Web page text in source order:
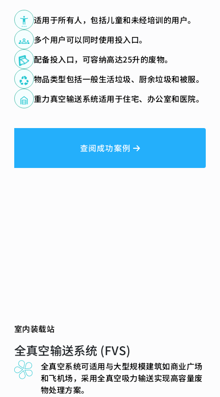
适用于所有人，包括儿童和未经培训的用户。
多个用户可以同时使用投入口。
配备投入口，可容纳高达25升的废物。
物品类型包括一般生活垃圾、厨余垃圾和被服。
重力真空输送系统适用于住宅、办公室和医院。
查阅成功案例
室内装载站
全真空输送系统 (FVS)
全真空系统可适用与大型规模建筑如商业广场
和飞机场，采用全真空吸力输送实现高容量废
物处理方案。